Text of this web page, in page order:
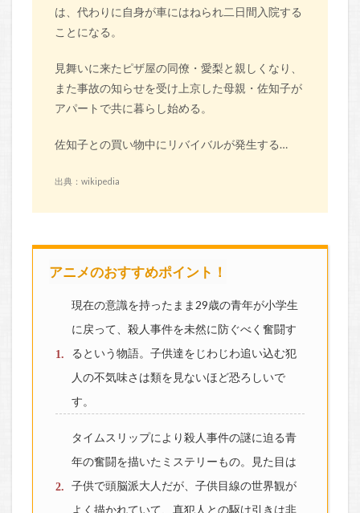
は、代わりに自身が車にはねられ二日間入院する
ことになる。
見舞いに来たピザ屋の同僚・愛梨と親しくなり、
また事故の知らせを受け上京した母親・佐知子が
アパートで共に暮らし始める。
佐知子との買い物中にリバイバルが発生する…
出典：wikipedia
アニメのおすすめポイント！
現在の意識を持ったまま29歳の青年が小学生
に戻って、殺人事件を未然に防ぐべく奮闘す
るという物語。子供達をじわじわ追い込む犯
人の不気味さは類を見ないほど恐ろしいで
す。
タイムスリップにより殺人事件の謎に迫る青
年の奮闘を描いたミステリーもの。見た目は
子供で頭脳派大人だが、子供目線の世界観が
よく描かれていて、真犯人との駆け引きは非